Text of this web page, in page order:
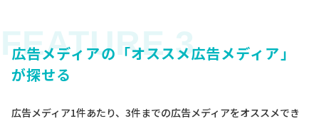
広告メディアの「オススメ広告メディア」
が探せる
広告メディア1件あたり、3件までの広告メディアをオススメでき